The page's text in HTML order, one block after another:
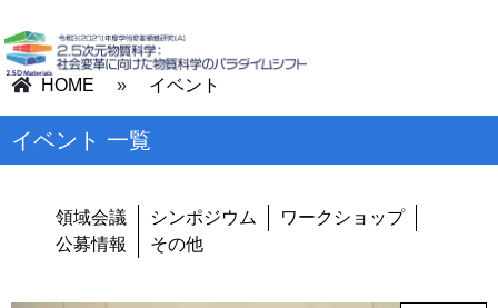
HOME » イベント
イベント 一覧
領域会議 シンポジウム
ワークショップ
公募情報
その他